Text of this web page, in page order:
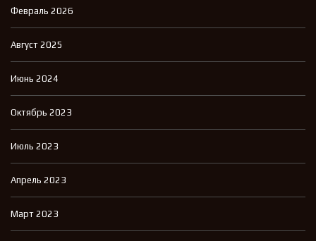
Февраль 2026
Август 2025
Июнь 2024
Октябрь 2023
Июль 2023
Апрель 2023
Март 2023